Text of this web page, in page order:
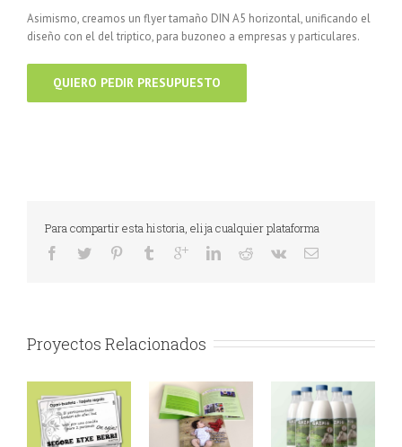
Asimismo, creamos un flyer tamaño DIN A5 horizontal, unificando el
diseño con el del triptico, para buzoneo a empresas y particulares.
QUIERO PEDIR PRESUPUESTO
Para compartir esta historia, elija cualquier plataforma
Proyectos Relacionados